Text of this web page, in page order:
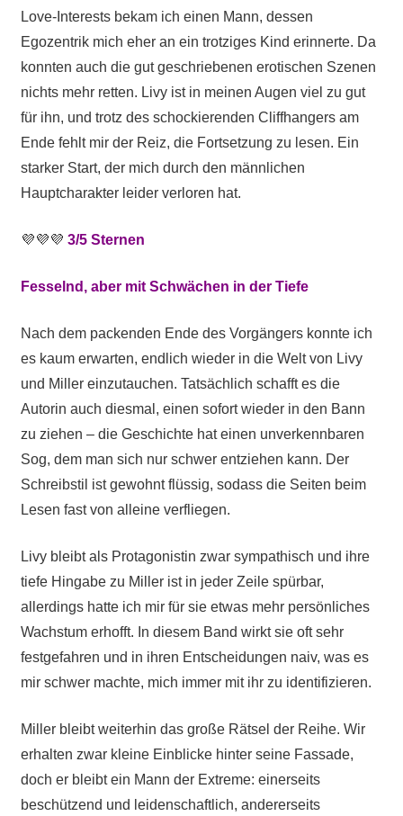
Love-Interests bekam ich einen Mann, dessen
Egozentrik mich eher an ein trotziges Kind erinnerte. Da
konnten auch die gut geschriebenen erotischen Szenen
nichts mehr retten. Livy ist in meinen Augen viel zu gut
für ihn, und trotz des schockierenden Cliffhangers am
Ende fehlt mir der Reiz, die Fortsetzung zu lesen. Ein
starker Start, der mich durch den männlichen
Hauptcharakter leider verloren hat.
💜💜💜 3/5 Sternen
Fesselnd, aber mit Schwächen in der Tiefe
Nach dem packenden Ende des Vorgängers konnte ich
es kaum erwarten, endlich wieder in die Welt von Livy
und Miller einzutauchen. Tatsächlich schafft es die
Autorin auch diesmal, einen sofort wieder in den Bann
zu ziehen – die Geschichte hat einen unverkennbaren
Sog, dem man sich nur schwer entziehen kann. Der
Schreibstil ist gewohnt flüssig, sodass die Seiten beim
Lesen fast von alleine verfliegen.
Livy bleibt als Protagonistin zwar sympathisch und ihre
tiefe Hingabe zu Miller ist in jeder Zeile spürbar,
allerdings hatte ich mir für sie etwas mehr persönliches
Wachstum erhofft. In diesem Band wirkt sie oft sehr
festgefahren und in ihren Entscheidungen naiv, was es
mir schwer machte, mich immer mit ihr zu identifizieren.
Miller bleibt weiterhin das große Rätsel der Reihe. Wir
erhalten zwar kleine Einblicke hinter seine Fassade,
doch er bleibt ein Mann der Extreme: einerseits
beschützend und leidenschaftlich, andererseits